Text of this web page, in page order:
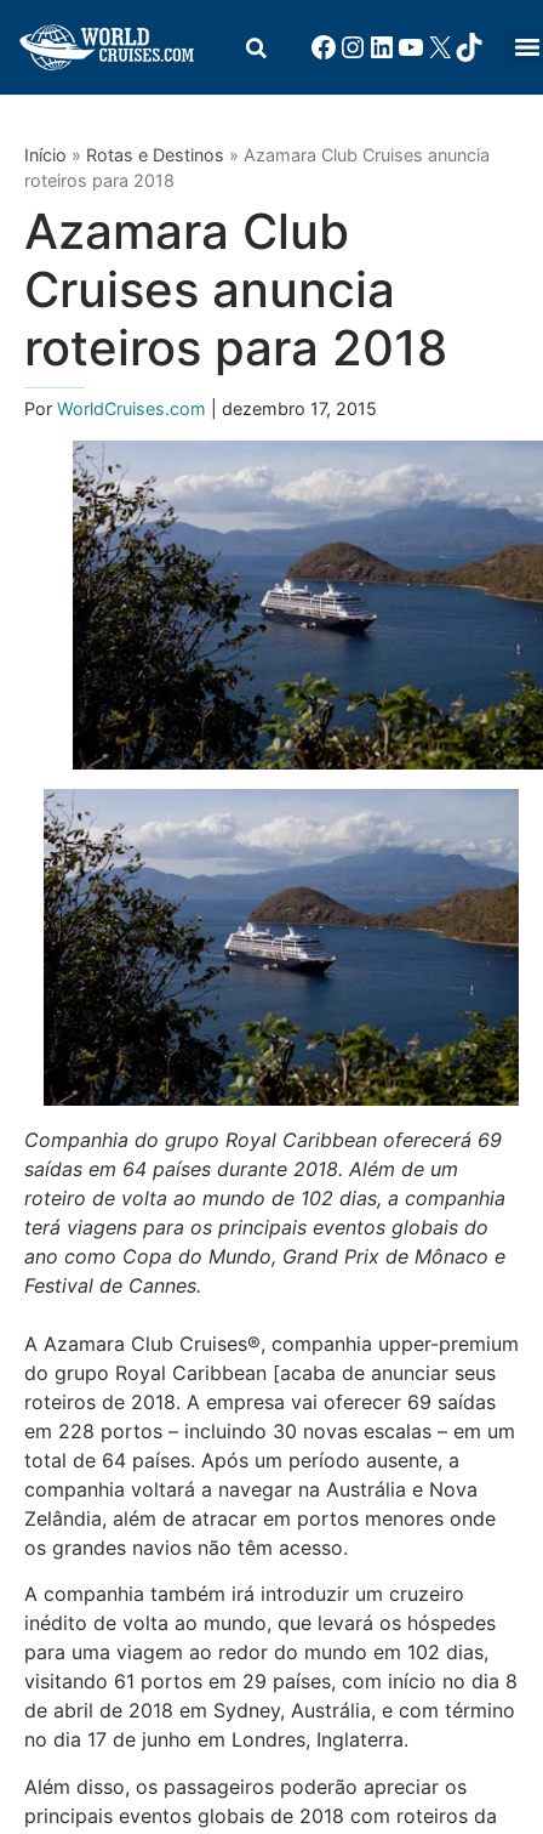
Início » Rotas e Destinos » Azamara Club Cruises anuncia
roteiros para 2018
Azamara Club
Cruises anuncia
roteiros para 2018
Por WorldCruises.com | dezembro 17, 2015
Companhia do grupo Royal Caribbean oferecerá 69
saídas em 64 países durante 2018. Além de um
roteiro de volta ao mundo de 102 dias, a companhia
terá viagens para os principais eventos globais do
ano como Copa do Mundo, Grand Prix de Mônaco e
Festival de Cannes.
A Azamara Club Cruises®, companhia upper-premium
do grupo Royal Caribbean [acaba de anunciar seus
roteiros de 2018. A empresa vai oferecer 69 saídas
em 228 portos – incluindo 30 novas escalas – em um
total de 64 países. Após um período ausente, a
companhia voltará a navegar na Austrália e Nova
Zelândia, além de atracar em portos menores onde
os grandes navios não têm acesso.
A companhia também irá introduzir um cruzeiro
inédito de volta ao mundo, que levará os hóspedes
para uma viagem ao redor do mundo em 102 dias,
visitando 61 portos em 29 países, com início no dia 8
de abril de 2018 em Sydney, Austrália, e com término
no dia 17 de junho em Londres, Inglaterra.
Além disso, os passageiros poderão apreciar os
principais eventos globais de 2018 com roteiros da